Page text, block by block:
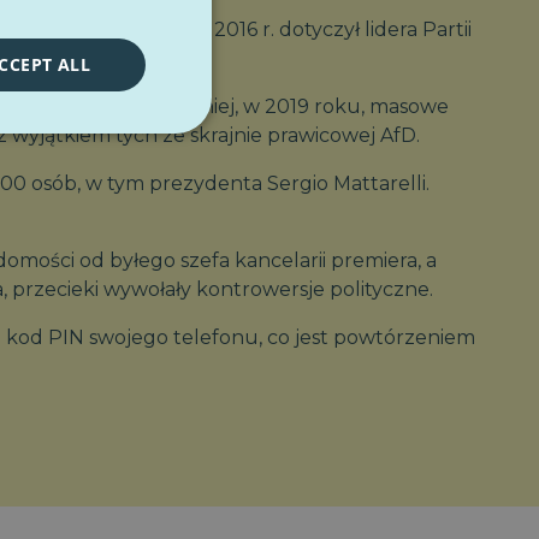
Podobny atak w 2016 r. dotyczył lidera Partii
Wcześniej, w 2019 roku, masowe
tych ze skrajnie prawicowej AfD.
osób, w tym prezydenta Sergio Mattarelli.
od byłego szefa kancelarii premiera, a
wywołały kontrowersje polityczne.
PIN swojego telefonu, co jest powtórzeniem
ALL